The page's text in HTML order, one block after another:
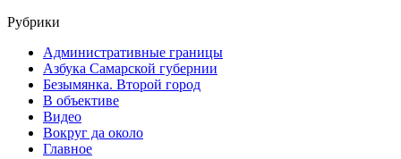
Рубрики
Административные границы
Азбука Самарской губернии
Безымянка. Второй город
В объективе
Видео
Вокруг да около
Главное